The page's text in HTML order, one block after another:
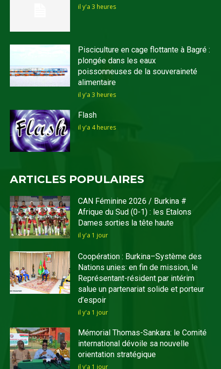
il y'a 3 heures
Pisciculture en cage flottante à Bagré :
plongée dans les eaux
poissonneuses de la souveraineté
alimentaire
il y'a 3 heures
Flash
il y'a 4 heures
ARTICLES POPULAIRES
CAN Féminine 2026 / Burkina #
Afrique du Sud (0-1) : les Etalons
Dames sorties la tête haute
il y'a 1 jour
Coopération : Burkina–Système des
Nations unies: en fin de mission, le
Représentant-résident par intérim
salue un partenariat solide et porteur
d’espoir
il y'a 1 jour
Mémorial Thomas-Sankara: le Comité
international dévoile sa nouvelle
orientation stratégique
il y'a 1 jour